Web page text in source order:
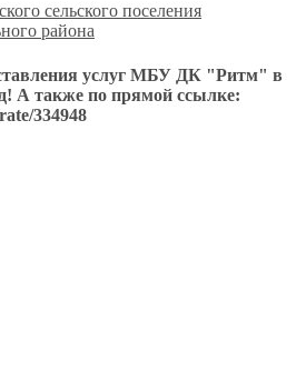
сельского поселения
района
услуг МБУ ДК "Ритм" в
А также по прямой ссылке:
334948